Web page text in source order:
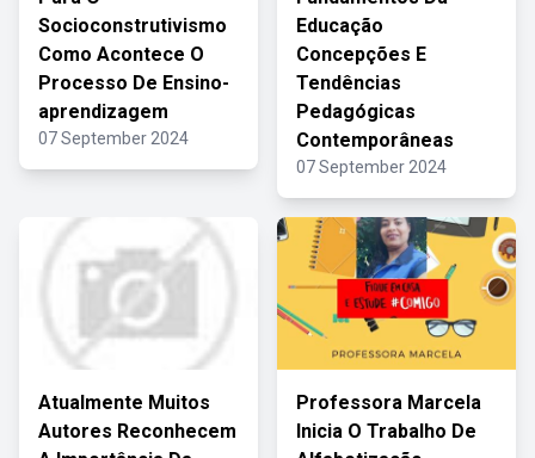
Socioconstrutivismo
Como Acontece O
Processo De Ensino-
aprendizagem
07 September 2024
Educação
Concepções E
Tendências
Pedagógicas
Contemporâneas
07 September 2024
Atualmente Muitos
Autores Reconhecem
Professora Marcela
Inicia O Trabalho De